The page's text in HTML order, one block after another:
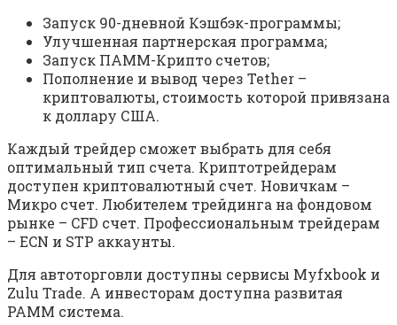
Запуск 90-дневной Кэшбэк-программы;
Улучшенная партнерская программа;
Запуск ПАММ-Крипто счетов;
Пополнение и вывод через Tether –
криптовалюты, стоимость которой привязана
к доллару США.
Каждый трейдер сможет выбрать для себя
оптимальный тип счета. Криптотрейдерам
доступен криптовалютный счет. Новичкам –
Микро счет. Любителем трейдинга на фондовом
рынке – CFD счет. Профессиональным трейдерам
– ECN и STP аккаунты.
Для автоторговли доступны сервисы Myfxbook и
Zulu Trade. А инвесторам доступна развитая
PAMM система.